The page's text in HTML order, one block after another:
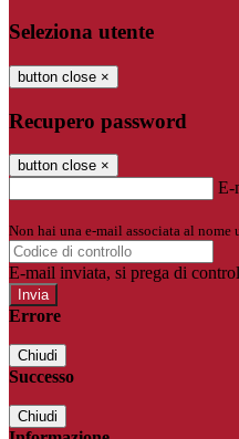
Seleziona utente
button close ×
Recupero password
button close ×
E-
Non hai una e-mail associata al
E-mail inviata, si prega di
Errore
Chiudi
Successo
Chiudi